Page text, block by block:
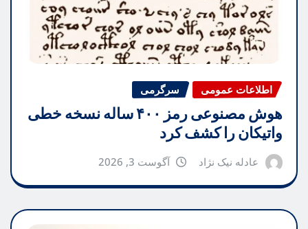
اطلاعات عمومی سرگرمی
هوش مصنوعی رمز ۴۰۰ ساله نسخه خطی
واتیکان را کشف کرد
عادله نیک نژاد آگوست 3, 2026